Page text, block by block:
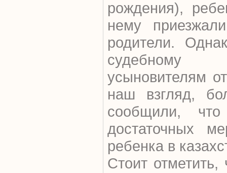
рождения),
нему
родители.
судебному
усыновителям
наш взгляд,
сообщили,
достаточных
ребенка в
Стоит